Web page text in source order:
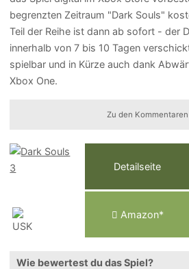
begrenzten Zeitraum "Dark Souls"
Teil der Reihe ist dann ab sofort - der
innerhalb von 7 bis 10 Tagen
spielbar und in Kürze auch dank
Xbox One.
Zu den Kommentaren
Detailseite
Amazon*
Wie bewertest du das Spiel?